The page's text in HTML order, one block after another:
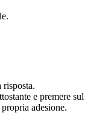
risposta.
e premere sul
adesione.